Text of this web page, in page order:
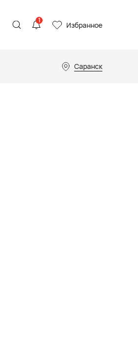
1 Избранное
Саранск